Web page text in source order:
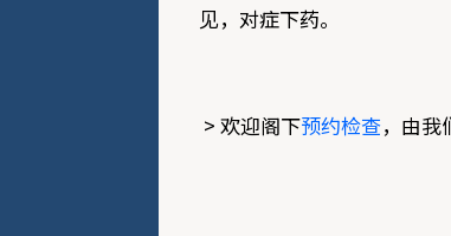
见，对症下药。
> 欢迎阁下预约检查，由我